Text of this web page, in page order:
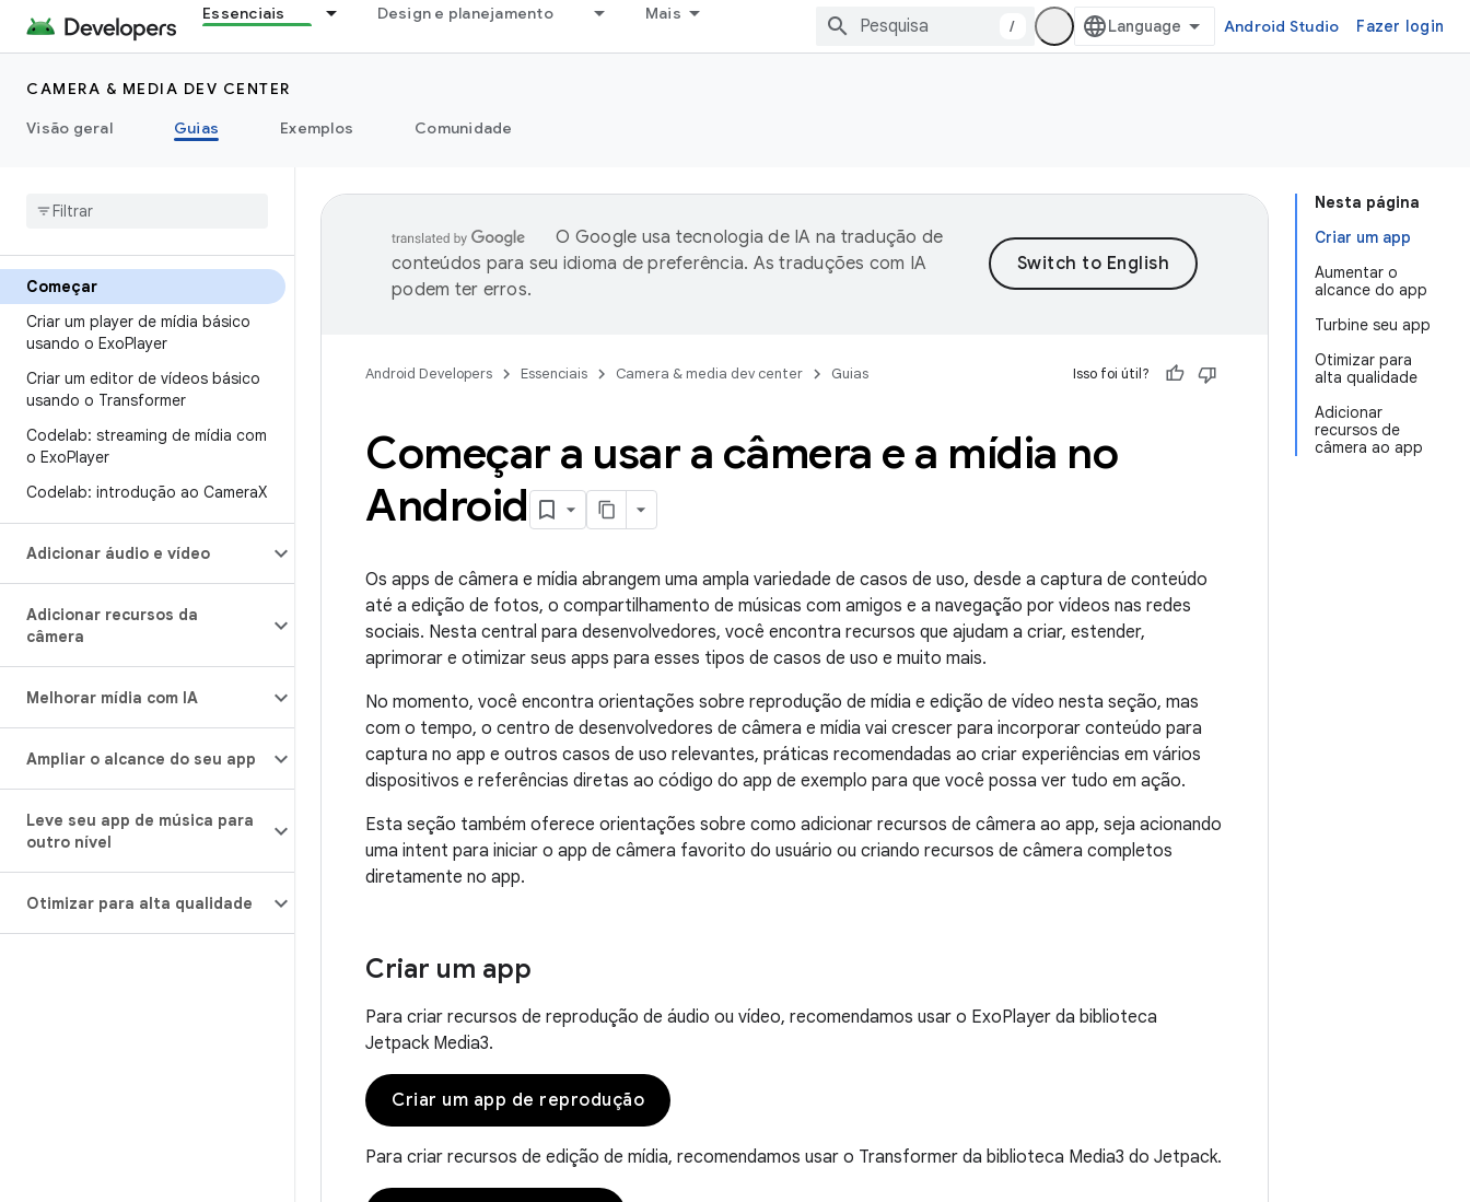
Essenciais Design e planejamento Mais
/ Android Studio Fazer login
CAMERA & MEDIA DEV CENTER
Visão geral
Guias Exemplos Comunidade
Começar
Criar um player de mídia básico
usando o ExoPlayer
Criar um editor de vídeos básico
usando o Transformer
Codelab: streaming de mídia com
o ExoPlayer
Codelab: introdução ao CameraX
Adicionar áudio e vídeo
Adicionar recursos da
câmera
Melhorar mídia com IA
Ampliar o alcance do seu app
Leve seu app de música para
outro nível
Otimizar para alta qualidade
Nesta página
Criar um app
Aumentar o
alcance do app
Turbine seu app
Otimizar para
alta qualidade
Adicionar
recursos de
câmera ao app
O Google usa tecnologia de IA na tradução de
conteúdos para seu idioma de preferência. As traduções com IA
podem ter erros.
Android Developers Essenciais Camera & media dev center Guias Isso foi útil?
Começar a usar a câmera e a mídia no
Android
Os apps de câmera e mídia abrangem uma ampla variedade de casos de uso, desde a captura de conteúdo
até a edição de fotos, o compartilhamento de músicas com amigos e a navegação por vídeos nas redes
sociais. Nesta central para desenvolvedores, você encontra recursos que ajudam a criar, estender,
aprimorar e otimizar seus apps para esses tipos de casos de uso e muito mais.
No momento, você encontra orientações sobre reprodução de mídia e edição de vídeo nesta seção, mas
com o tempo, o centro de desenvolvedores de câmera e mídia vai crescer para incorporar conteúdo para
captura no app e outros casos de uso relevantes, práticas recomendadas ao criar experiências em vários
dispositivos e referências diretas ao código do app de exemplo para que você possa ver tudo em ação.
Esta seção também oferece orientações sobre como adicionar recursos de câmera ao app, seja acionando
uma intent para iniciar o app de câmera favorito do usuário ou criando recursos de câmera completos
diretamente no app.
Criar um app
Para criar recursos de reprodução de áudio ou vídeo, recomendamos usar o ExoPlayer da biblioteca
Jetpack Media3.
Criar um app de reprodução
Para criar recursos de edição de mídia, recomendamos usar o Transformer da biblioteca Media3 do Jetpack.